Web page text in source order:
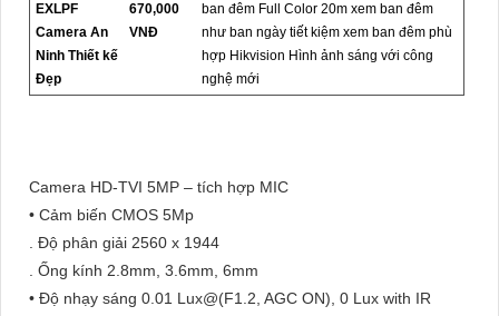
EXLPF
Camera An
Ninh Thiết kế
Đẹp
670,000
VNĐ
ban đêm Full Color 20m xem ban đêm
như ban ngày tiết kiệm xem ban đêm phù
hợp Hikvision Hình ảnh sáng với công
nghệ mới
Camera HD-TVI 5MP – tích hợp MIC
• Cảm biến CMOS 5Mp
. Độ phân giải 2560 x 1944
. Ống kính 2.8mm, 3.6mm, 6mm
• Độ nhạy sáng 0.01 Lux@(F1.2, AGC ON), 0 Lux with IR